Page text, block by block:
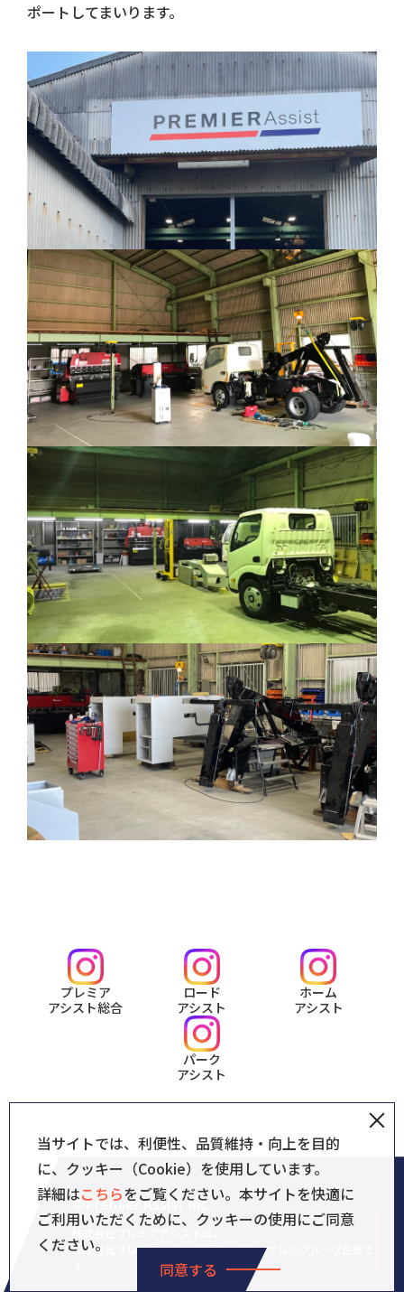
ポートしてまいります。
プレミア
アシスト総合
ロード
アシスト
ホーム
アシスト
パーク
アシスト
©Premier Assist Inc
株式会社プレステージ・インターナショナルのグループ企業で
当サイトでは、利便性、品質維持・向上を目的
に、クッキー（Cookie）を使用しています。
詳細はこちらをご覧ください。本サイトを快適に
ご利用いただくために、クッキーの使用にご同意
ください。
同意する